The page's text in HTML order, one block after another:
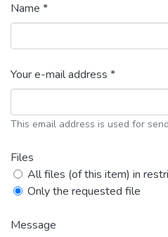
Name *
Your e-mail address *
This email address is used for
Files
All files (of this item) in
Only the requested file
Message